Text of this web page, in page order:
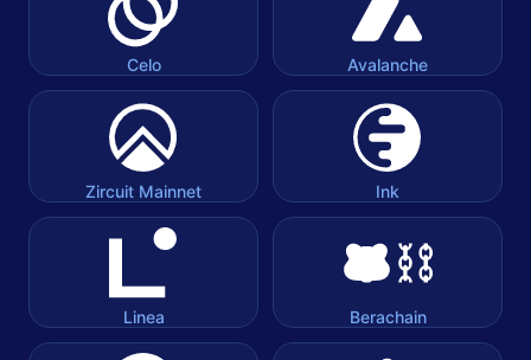
Celo Avalanche
Zircuit Mainnet Ink
Linea Berachain